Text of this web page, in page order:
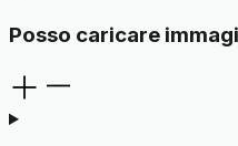
Posso caricare